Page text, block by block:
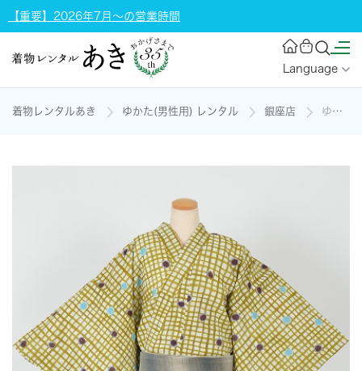
【重要】2026年7月～の営業時間
Language
着物レンタルあき ゆかた(男性用) レンタル 銀座店 ゆかた[163-171cm]の着物レンタル